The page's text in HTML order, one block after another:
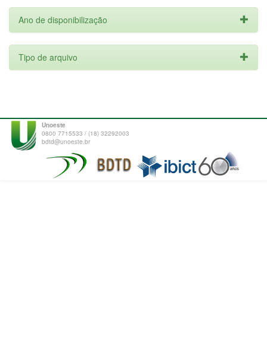
Ano de disponibilização
Tipo de arquivo
Unoeste
0800 7715533 / (18) 32292003
bdtd@unoeste.br